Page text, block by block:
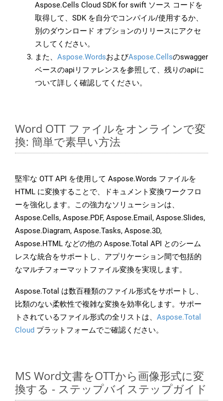
Aspose.Cells Cloud SDK for swift ソース コードを
取得して、SDK を自分でコンパイル/使用するか、
別のダウンロード オプションのリリースにアクセ
スしてください。
また、 Aspose.WordsおよびAspose.Cellsのswagger
ベースのapiリファレンスを参照して、残りのapiに
ついて詳しく確認してください。
Word OTT ファイルをオンラインで変
換: 簡単で素早い方法
堅牢な OTT API を使用して Aspose.Words ファイルを
HTML に変換することで、ドキュメント変換ワークフロ
ーを強化します。この強力なソリューションは、
Aspose.Cells, Aspose.PDF, Aspose.Email, Aspose.Slides,
Aspose.Diagram, Aspose.Tasks, Aspose.3D,
Aspose.HTML などの他の Aspose.Total API とのシーム
レスな統合をサポートし、アプリケーション間で包括的
なマルチフォーマットファイル変換を実現します。
Aspose.Total は数百種類のファイル形式をサポートし、
比類のない柔軟性で複雑な変換を効率化します。サポー
トされているファイル形式の全リストは、 Aspose.Total
Cloud プラットフォームでご確認ください。
MS Word文書をOTTから画像形式に変
換する - ステップバイステップガイド